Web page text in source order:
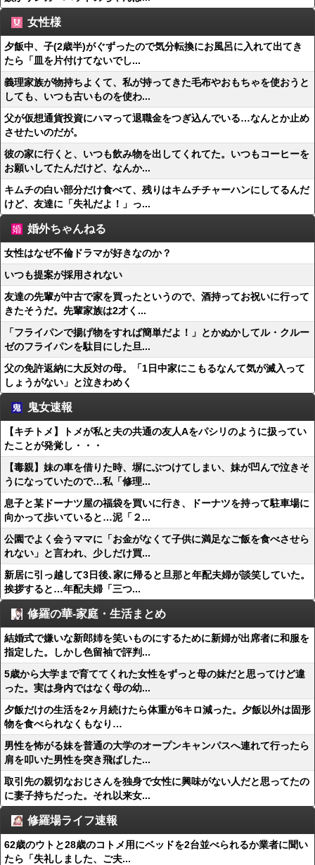
女性様
夕飯中、子(2歳半)がぐずったので気分転換にお風呂に入れて出てき
たら「皿を片付けてないでし...
義理家族が物持ちよくて、私が持ってきた毛布やおもちゃを使おうと
しても、いつも古いものを使わ...
父が仮想通貨投資にハマって退職金をつぎ込んでいる…なんとか止め
させたいのだが。
彼の家に行くと、いつも飲み物を出してくれてた。いつもコーヒーを
お願いしてたんだけど、なんか...
キムチの白い部分だけ食べて、残りはキムチチャーハンにしてるんだ
けど、友達に「失礼だよ！」っ...
婚外ちゃんねる
女性はなぜ不倫ドラマが好きなのか？
いつも提案が採用されない
友達の先輩が中古で家を買ったというので、酒持ってお祝いに行って
きたそうだ。先輩家族は2才く...
「フライパンで揚げ物をすれば簡単だよ！」とかぬかしてル・クルー
ゼのフライパンを駄目にした旦...
父の免許返納に大反対の母。「1日中家にこもるなんて気が滅入って
しょうがない」と泣きわめく
鬼女速報
【キチトメ】トメが私と夫の共通の友人Aをパシリのように扱ってい
たことが発覚し・・・
【毒親】妹の車を借りた時、塀にぶつけてしまい、妹が凹んで泣きそ
うになっていたので…私「修理...
息子と某ドーナツ屋の福袋を買いに行き、ドーナツを持って駐車場に
向かって歩いていると…泥「２...
公園でよく会うママに「お金がなくて子供に満足なご飯を食べさせら
れない」と言われ、少しだけ買...
新居に引っ越して3日後､家に帰ると旦那と年配夫婦が談笑していた。
挨拶すると…年配夫婦「三つ...
修羅の華-家庭・生活まとめ
結婚式で嫌いな新郎姉を笑いものにするために新婦が出席者に和服を
指定した。しかし色留袖で評判...
5歳から大学まで育ててくれた女性をずっと母の妹だと思ってけど違
った。実は身内ではなく母の幼...
夕飯だけの生活を2ヶ月続けたら体重が6キロ減った。夕飯以外は固形
物を食べられなくもなり…
男性を怖がる妹を普通の大学のオープンキャンパスへ連れて行ったら
肩を叩いた男性を突き飛ばした...
取引先の親切なおじさんを独身で女性に興味がない人だと思ってたの
に妻子持ちだった。それ以来女...
修羅場ライフ速報
62歳のウトと28歳のコトメ用にベッドを2台並べられるか業者に聞い
たら「失礼しました、ご夫...